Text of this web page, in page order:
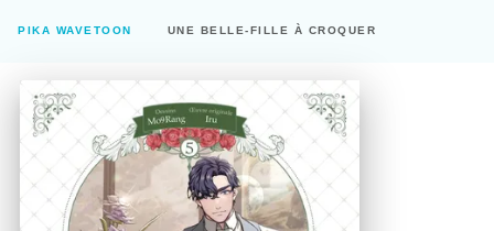
PIKA WAVETOON UNE BELLE-FILLE À CROQUER